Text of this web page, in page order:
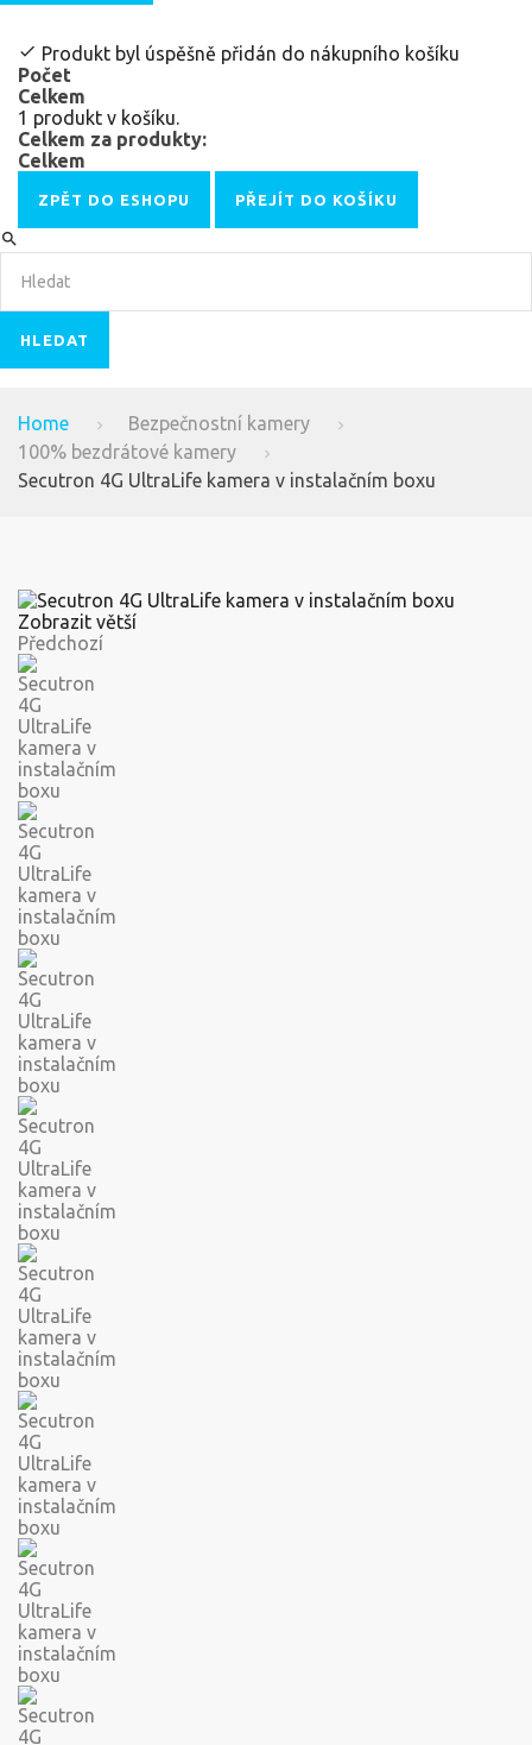
Produkt byl úspěšně přidán do nákupního košíku
Počet
Celkem
1 produkt v košíku.
Celkem za produkty:
Celkem
ZPĚT DO ESHOPU PŘEJÍT DO KOŠÍKU
HLEDAT
Home
Bezpečnostní kamery
100% bezdrátové kamery
Secutron 4G UltraLife kamera v instalačním boxu
Zobrazit větší
Předchozí